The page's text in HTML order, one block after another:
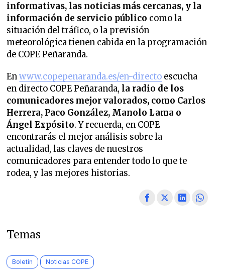
informativas, las noticias más cercanas, y la
información de servicio público como la
situación del tráfico, o la previsión
meteorológica tienen cabida en la programación
de COPE Peñaranda.
Enwww.copepenaranda.es/en-directo escucha
en directo COPE Peñaranda, la radio de los
comunicadores mejor valorados, como Carlos
Herrera, Paco González, Manolo Lama o
Ángel Expósito. Y recuerda, en COPE
encontrarás el mejor análisis sobre la
actualidad, las claves de nuestros
comunicadores para entender todo lo que te
rodea, y las mejores historias.
Temas
Boletín Noticias COPE